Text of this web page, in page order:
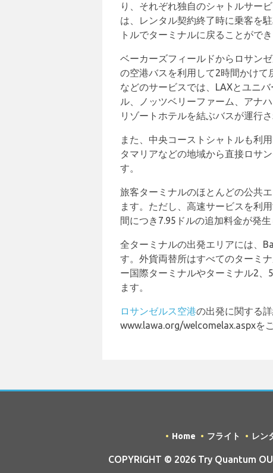
り、それぞれ独自のシャトルサー
は、レンタル契約終了時に乗客を
トルでターミナルに戻ることができ
ベーカーズフィールドからロサン
の空港バスを利用して2時間かけ
などのサービスでは、LAXとユニ
ル、ノッツベリーファーム、アナ
リゾートホテルを結ぶバスが運行さ
また、中央コーストシャトルも利
タマリアなどの地域から直接ロサ
す。
旅客ターミナルのほとんどの公共
ます。ただし、高速サービスを利
間につき7.95ドルの追加料金が発生
全ターミナルの出発エリアには、
す。外貨両替所はすべてのターミ
ー国際ターミナルやターミナル2、
ます。
ロサンゼルス空港の出発に関する
www.lawa.org/welcomelax.aspxを
Home フライト レン
COPYRIGHT © 2026 Try Quantum